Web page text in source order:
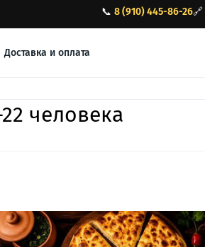
📞 8 (910) 445-86-26🔗
Доставка и оплата
человека